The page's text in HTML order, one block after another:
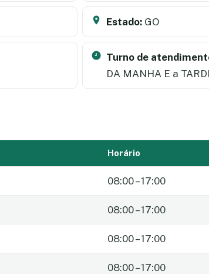
Estado: GO
Turno de
DA MANHA E a
Horário
08:00 – 17:00
08:00 – 17:00
08:00 – 17:00
08:00 – 17:00